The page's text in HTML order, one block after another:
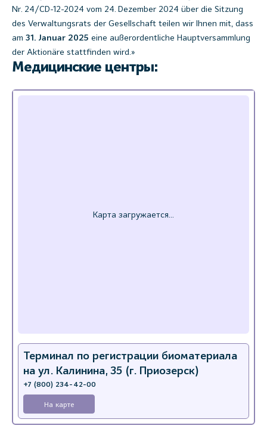
Nr. 24/CD-12-2024 vom 24. Dezember 2024 über die Sitzung
des Verwaltungsrats der Gesellschaft teilen wir Ihnen mit, dass
am 31. Januar 2025 eine außerordentliche Hauptversammlung
der Aktionäre stattfinden wird.»
Медицинские центры:
Терминал по регистрации биоматериала
на ул. Калинина, 35 (г. Приозерск)
+7 (800) 234-42-00
На карте